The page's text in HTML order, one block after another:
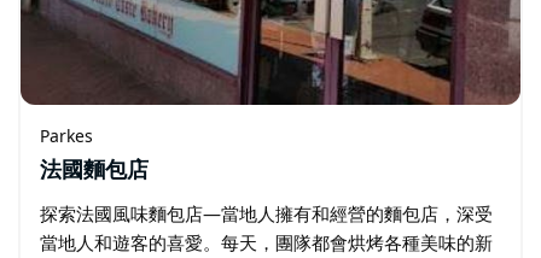
Parkes
法國麵包店
探索法國風味麵包店—當地人擁有和經營的麵包店，深受
當地人和遊客的喜愛。每天，團隊都會烘烤各種美味的新